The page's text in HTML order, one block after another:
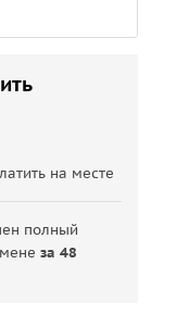
на месте
полный
за 48